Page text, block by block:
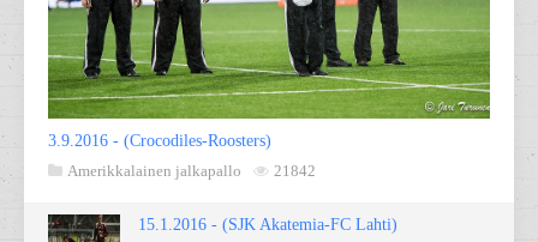
3.9.2016 - (Crocodiles-Roosters)
Amerikkalainen jalkapallo
21842
15.1.2016 - (SJK Akatemia-FC Lahti)